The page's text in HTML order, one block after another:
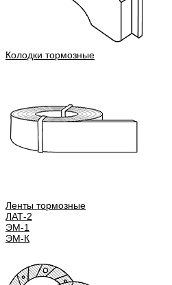
Колодки тормозные
Ленты тормозные
ЛАТ-2
ЭМ-1
ЭМ-К